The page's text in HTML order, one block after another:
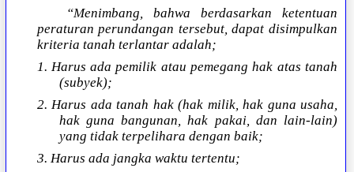
“Menimbang, bahwa berdasarkan ketentuan
peraturan perundangan tersebut, dapat disimpulkan
kriteria tanah terlantar adalah;
1. Harus ada pemilik atau pemegang hak atas tanah
(subyek);
2. Harus ada tanah hak (hak milik, hak guna usaha,
hak guna bangunan, hak pakai, dan lain-lain)
yang tidak terpelihara dengan baik;
3. Harus ada jangka waktu tertentu;